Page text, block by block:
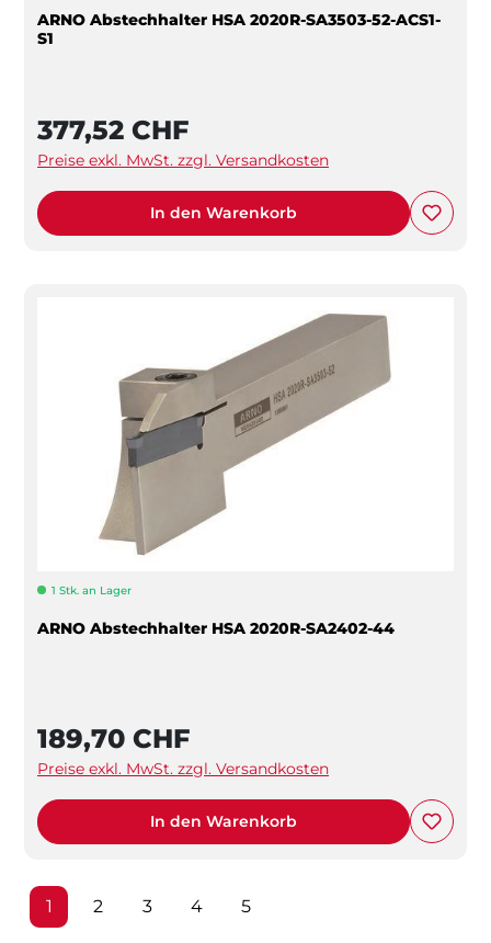
ARNO Abstechhalter HSA 2020R-SA3503-52-ACS1-
S1
377,52 CHF
Preise exkl. MwSt. zzgl. Versandkosten
In den Warenkorb
1 Stk. an Lager
ARNO Abstechhalter HSA 2020R-SA2402-44
189,70 CHF
Preise exkl. MwSt. zzgl. Versandkosten
In den Warenkorb
Seite
1 Seite
2 Seite
3 Seite
4 Seite
5